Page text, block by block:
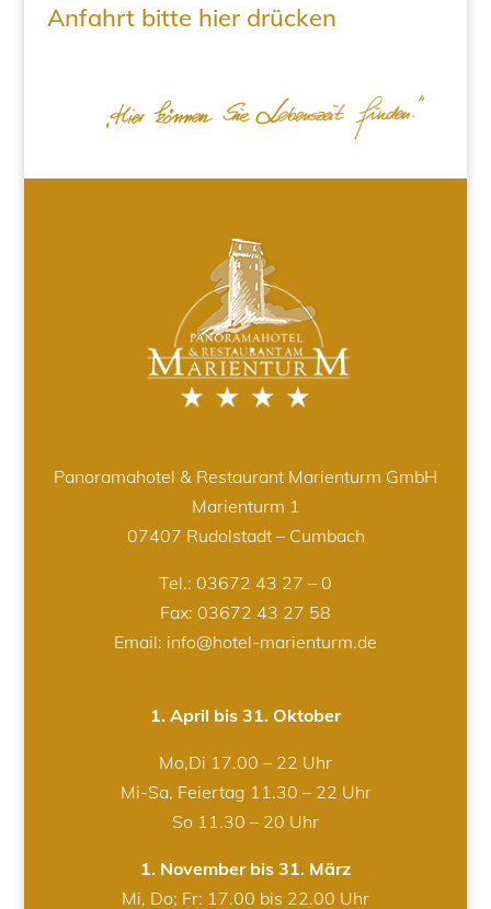
Anfahrt bitte hier drücken
Panoramahotel & Restaurant Marienturm GmbH
Marienturm 1
07407 Rudolstadt – Cumbach
Tel.: 03672 43 27 – 0
Fax: 03672 43 27 58
Email: info@hotel-marienturm.de
1. April bis 31. Oktober
Mo,Di 17.00 – 22 Uhr
Mi-Sa, Feiertag 11.30 – 22 Uhr
So 11.30 – 20 Uhr
1. November bis 31. März
Mi, Do; Fr: 17.00 bis 22.00 Uhr